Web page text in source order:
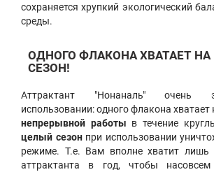
сохраняется хрупкий экологический
среды.
ОДНОГО ФЛАКОНА ХВАТАЕТ НА
СЕЗОН!
Аттрактант "Нонаналь" очень
использовании: одного флакона хватает
непрерывной работы в течение
целый сезонпри использовании
режиме. Т.е. Вам вполне хватит лишь
аттрактанта в год, чтобы